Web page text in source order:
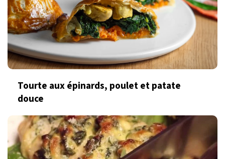
Tourte aux épinards, poulet et patate
douce